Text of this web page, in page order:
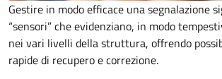
Gestire in modo efficace una segnalazione
“sensori” che evidenziano, in modo
nei vari livelli della struttura, offrendo
rapide di recupero e correzione.